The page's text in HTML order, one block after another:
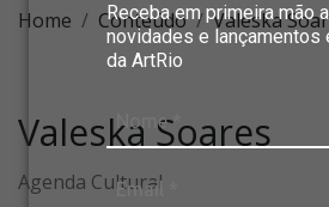
Receba em primeira mão
novidades e lançamentos
da ArtRio
Home Conteúdo Valeska
Valeska Soares
Agenda Cultural